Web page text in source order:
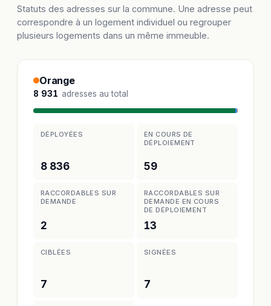
Statuts des adresses sur la commune. Une adresse peut
correspondre à un logement individuel ou regrouper
plusieurs logements dans un même immeuble.
Orange
8 931 adresses au total
DÉPLOYÉES
8 836
EN COURS DE
DÉPLOIEMENT
59
RACCORDABLES SUR
DEMANDE
2
RACCORDABLES SUR
DEMANDE EN COURS
DE DÉPLOIEMENT
13
CIBLÉES
7
SIGNÉES
7